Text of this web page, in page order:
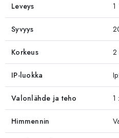
Leveys 1
Syvyys
Korkeus 2
IP-luokka
Valonlähde ja teho 1
Himmennin